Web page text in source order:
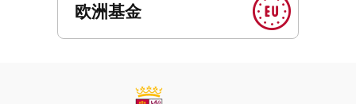
欧洲基金